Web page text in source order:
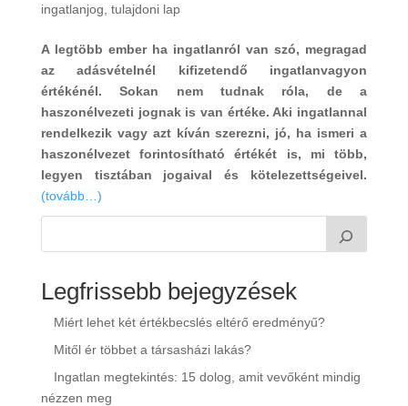
ingatlanjog tulajdoni lap
A legtöbb ember ha ingatlanról van szó, megragad
az adásvételnél kifizetendő ingatlanvagyon
értékénél. Sokan nem tudnak róla, de a
haszonélvezeti jognak is van értéke. Aki ingatlannal
rendelkezik vagy azt kíván szerezni, jó, ha ismeri a
haszonélvezet forintosítható értékét is, mi több,
legyen tisztában jogaival és kötelezettségeivel.
(tovább…)
Legfrissebb bejegyzések
Miért lehet két értékbecslés eltérő eredményű?
Mitől ér többet a társasházi lakás?
Ingatlan megtekintés: 15 dolog, amit vevőként mindig
nézzen meg